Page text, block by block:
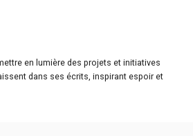
en lumière des projets et initiatives
dans ses écrits, inspirant espoir et